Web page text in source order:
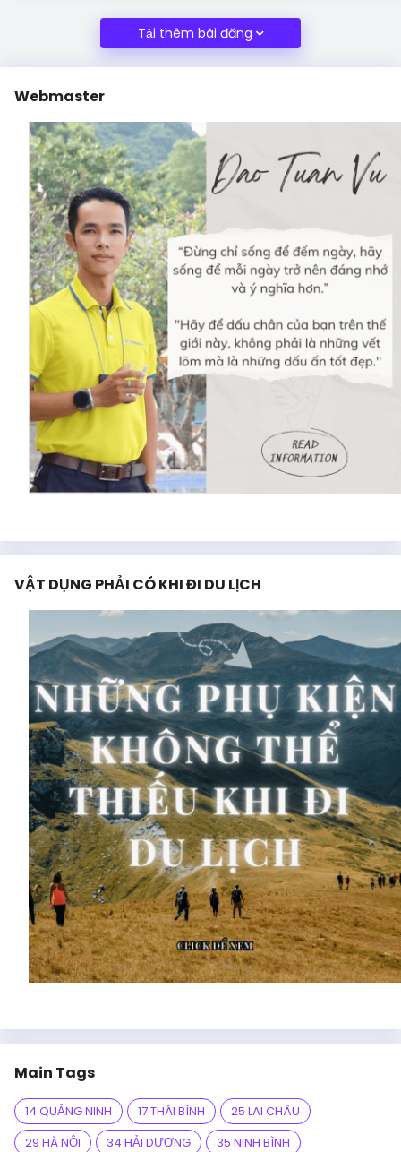
Tải thêm bài đăng
Webmaster
VẬT DỤNG PHẢI CÓ KHI ĐI DU LỊCH
Main Tags
14 QUẢNG NINH 17 THÁI BÌNH
25 LAI CHÂU
29 HÀ NỘI
34 HẢI DƯƠNG
35 NINH BÌNH